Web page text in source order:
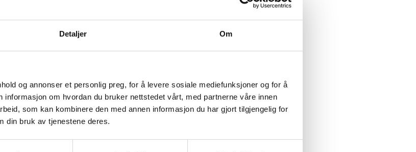
Detaljer Om
og annonser et personlig preg, for å levere sosiale mediefunksjoner og for å
om hvordan du bruker nettstedet vårt, med partnerne våre innen
som kan kombinere den med annen informasjon du har gjort tilgjengelig for
din bruk av tjenestene deres.
løsninger for energieffektivitet
til dine bygninger
Rejlers ekspertise kan du
betydelige langsiktige
og regelverk.